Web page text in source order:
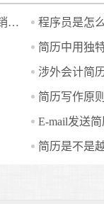
1页简历吸引8家名企 秘诀：集中展示推销特长
简历中用独
简历写作原
E-mail发送
简历是不是